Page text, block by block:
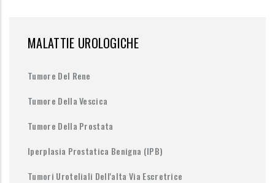
MALATTIE UROLOGICHE
Tumore Del Rene
Tumore Della Vescica
Tumore Della Prostata
Iperplasia Prostatica Benigna (IPB)
Tumori Uroteliali Dell'alta Via Escretrice